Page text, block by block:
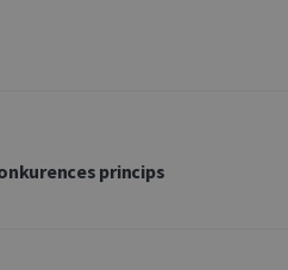
princips